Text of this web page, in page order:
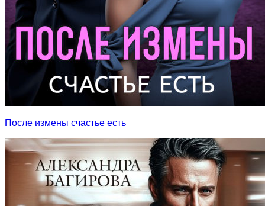
После измены счастье есть